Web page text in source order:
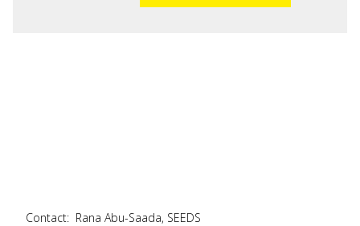
Contact: Rana Abu-Saada, SEEDS